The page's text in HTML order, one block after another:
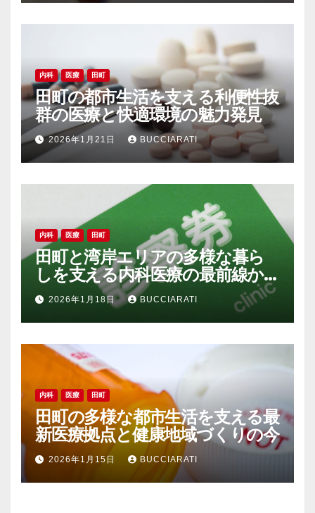
内科 医療 田町
田町の都市生活を支える利便性抜
群の医療と快適環境の魅力発見
2026年1月21日 BUCCIARATI
内科 医療 田町
田町と湾岸エリアの多様な暮ら
しを支える内科医療の最前線か
ら見える地域発展
2026年1月18日 BUCCIARATI
内科 医療 田町
田町の多様な都市生活を支える最
新医療拠点と健康地域づくりの今
2026年1月15日 BUCCIARATI